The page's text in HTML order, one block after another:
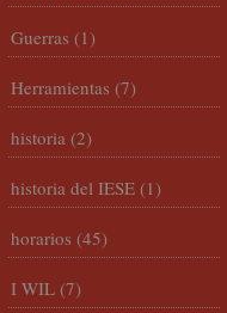
Guerras (1)
Herramientas (7)
historia (2)
historia del IESE (1)
horarios (45)
I WIL (7)